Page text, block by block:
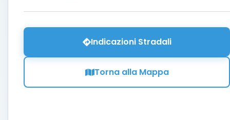
Indicazioni Stradali
Torna alla Mappa